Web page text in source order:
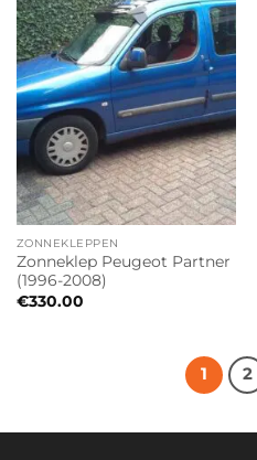
ZONNEKLEPPEN
Zonneklep Peugeot Partner
(1996-2008)
€330.00
1 2